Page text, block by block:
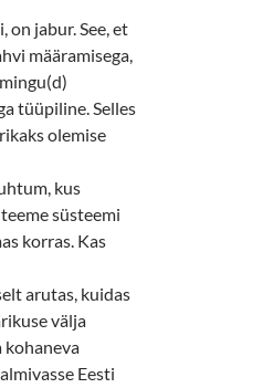
jabur. See, et
määramisega,
tüüpiline. Selles
olemise
kus
süsteemi
korras. Kas
arutas, kuidas
välja
kohaneva
Eesti